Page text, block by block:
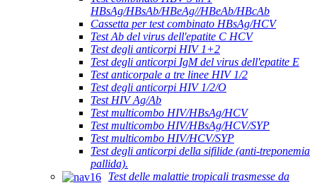
HBsAg/HBsAb/HBeAg//HBeAb/HBcAb
Cassetta per test combinato HBsAg/HCV
Test Ab del virus dell'epatite C HCV
Test degli anticorpi HIV 1+2
Test degli anticorpi IgM del virus dell'epatite E
Test anticorpale a tre linee HIV 1/2
Test degli anticorpi HIV 1/2/O
Test HIV Ag/Ab
Test multicombo HIV/HBsAg/HCV
Test multicombo HIV/HBsAg/HCV/SYP
Test multicombo HIV/HCV/SYP
Test degli anticorpi della sifilide (anti-treponemia
pallida).
Test delle malattie tropicali trasmesse da